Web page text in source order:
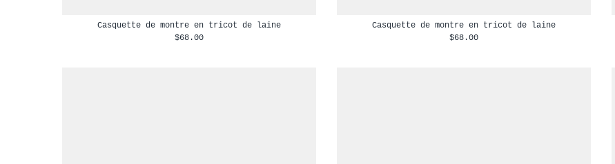
Casquette de montre en tricot de laine
$68.00
Casquette de montre en tricot de laine
$68.00